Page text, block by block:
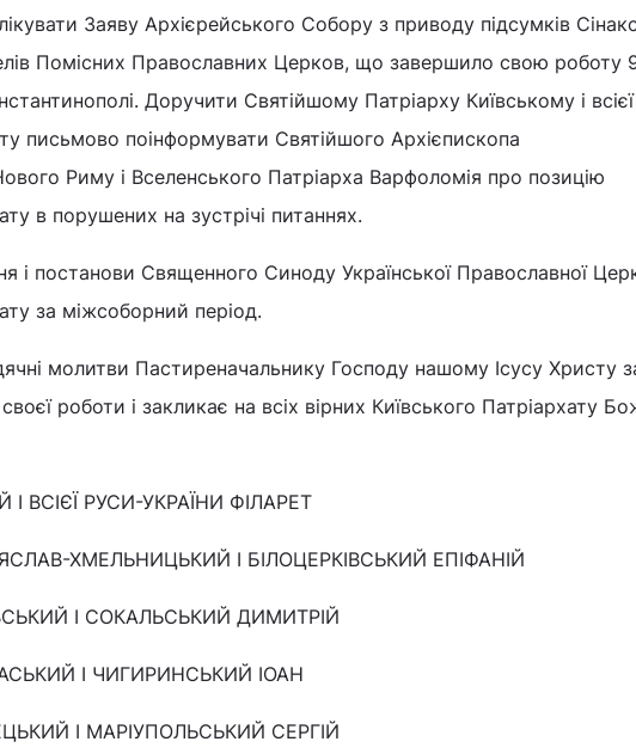
Заяву Архієрейського Собору з приводу підсумків
Помісних Православних Церков, що завершило свою роботу
Доручити Святійшому Патріарху Київському і всієї
письмово поінформувати Святійшого Архієпископа
Риму і Вселенського Патріарха Варфоломія про позицію
в порушених на зустрічі питаннях.
і постанови Священного Синоду Української Православної
за міжсоборний період.
молитви Пастиреначальнику Господу нашому Ісусу Христу
роботи і закликає на всіх вірних Київського Патріархату
І ВСІЄЇ РУСИ-УКРАЇНИ ФІЛАРЕТ
ХМЕЛЬНИЦЬКИЙ І БІЛОЦЕРКІВСЬКИЙ ЕПІФАНІЙ
І СОКАЛЬСЬКИЙ ДИМИТРІЙ
І ЧИГИРИНСЬКИЙ ІОАН
І МАРІУПОЛЬСЬКИЙ СЕРГІЙ